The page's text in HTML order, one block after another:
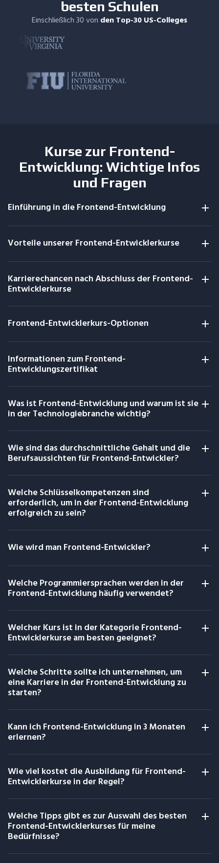
besten Schulen
Einschließlich 30 von den Top-30 US-Colleges
Kurse zur Frontend-
Entwicklung: Wichtige Infos
und Fragen
Einführung in die Frontend-Entwicklung
Vorteile unserer Frontend-Entwicklerkurse
Karrierechancen nach Abschluss der Frontend-
Entwicklerkurse
Frontend-Entwicklerkurs-Optionen
Informationen zum Frontend-
Entwicklungszertifikat
Was ist Frontend-Entwicklung und warum ist sie
in der Technologiebranche wichtig?
Wie sind das durchschnittliche Gehalt und die
Berufsaussichten für Frontend-Entwickler?
Welche Schlüsselkompetenzen sind
erforderlich, um in der Frontend-Entwicklung
erfolgreich zu sein?
Wie wird man Frontend-Entwickler?
Welche Programmiersprachen werden in der
Frontend-Entwicklung häufig verwendet?
Welcher Kurs ist in der Kategorie Frontend-
Entwicklerkurse am besten geeignet?
Welche Schritte sollte ich unternehmen, um
eine Karriere in der Frontend-Entwicklung zu
starten?
Kann ich Frontend-Entwicklung in 3 Monaten
erlernen?
Wie viel kostet die Ausbildung für Frontend-
Entwicklerkurse in der Regel?
Welche Tipps gibt es zur Auswahl des besten
Frontend-Entwicklerkurses für meine
Bedürfnisse?